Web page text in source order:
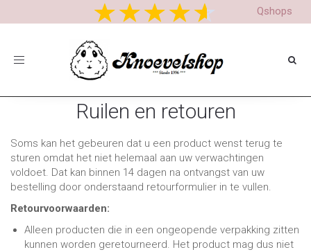
Qshops
Toggle
Ruilen en retouren
Soms kan het gebeuren dat u een product wenst terug te
sturen omdat het niet helemaal aan uw verwachtingen
voldoet. Dat kan binnen 14 dagen na ontvangst van uw
bestelling door onderstaand retourformulier in te vullen.
Retourvoorwaarden:
Alleen producten die in een ongeopende verpakking zitten
kunnen worden geretourneerd. Het product mag dus niet